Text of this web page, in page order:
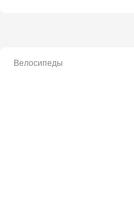
Велосипеды